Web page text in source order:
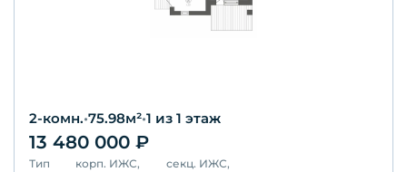
2-комн.•75.98м²•1 из 1 этаж
13 480 000 ₽
Тип
корп. ИЖС,
секц. ИЖС,